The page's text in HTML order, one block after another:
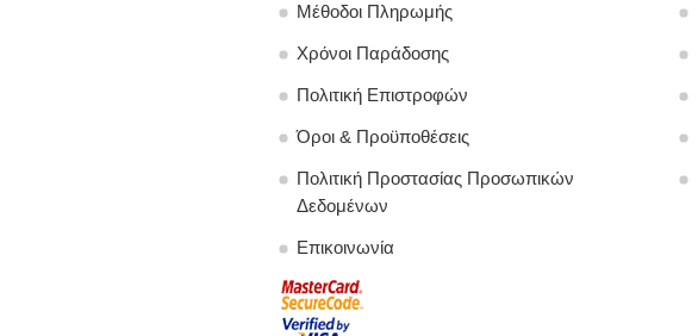
Μέθοδοι Πληρωμής
Χρόνοι Παράδοσης
Πολιτική Επιστροφών
Όροι & Προϋποθέσεις
Πολιτική Προστασίας Προσωπικών
Δεδομένων
Επικοινωνία